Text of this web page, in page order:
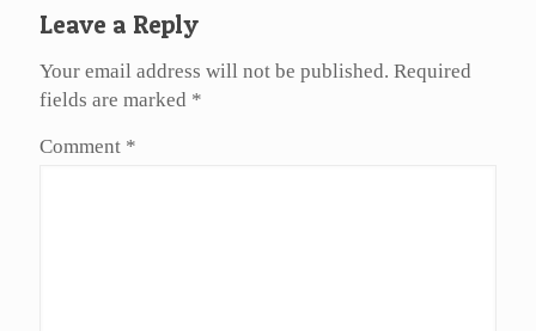
Leave a Reply
Your email address will not be published. Required
fields are marked *
Comment *